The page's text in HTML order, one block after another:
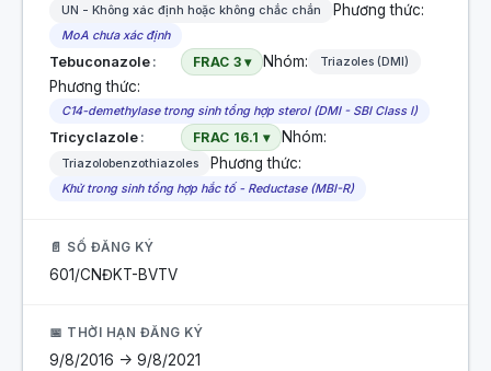
UN - Không xác định hoặc không chắc chắn Phương thức:
MoA chưa xác định
Tebuconazole FRAC 3 ▾ Nhóm: Triazoles (DMI)
Phương thức:
C14-demethylase trong sinh tổng hợp sterol (DMI - SBI Class I)
Tricyclazole FRAC 16.1 ▾ Nhóm:
Triazolobenzothiazoles Phương thức:
Khử trong sinh tổng hợp hắc tố - Reductase (MBI-R)
📄 SỐ ĐĂNG KÝ
601/CNĐKT-BVTV
📅 THỜI HẠN ĐĂNG KÝ
9/8/2016 -> 9/8/2021